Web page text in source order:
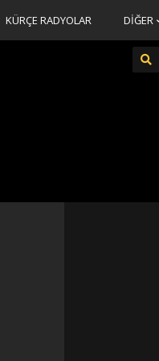
KÜRÇE RADYOLAR DİĞER